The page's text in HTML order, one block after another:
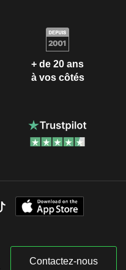
+ de 20 ans
à vos côtés
Contactez-nous